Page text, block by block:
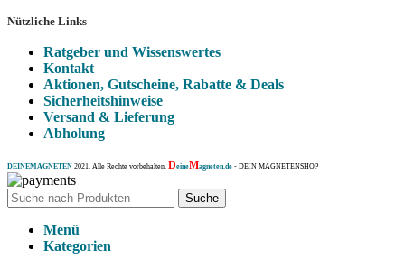
Nützliche Links
Ratgeber und Wissenswertes
Kontakt
Aktionen, Gutscheine, Rabatte & Deals
Sicherheitshinweise
Versand & Lieferung
Abholung
DEINEMAGNETEN 2021. Alle Rechte vorbehalten. DeineMagneten.de - DEIN MAGNETENSHOP
Suche
Menü
Kategorien